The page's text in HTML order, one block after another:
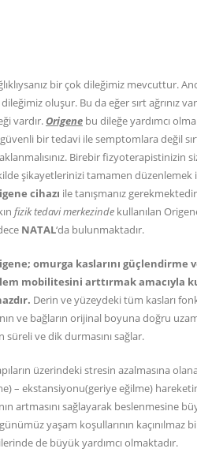
bir çok dileğimiz mevcuttur.
oluşur. Bu da eğer sırt ağrınız
vardır.Origene bu dileğe yardımcı
bir tedavi ile semptomlara değil
Birebir fizyoterapistinizin
şikayetlerinizi tamamen düzenlemek
cihazı ile tanışmanız
fizik tedavi merkezinde kullanılan
NATAL‘da bulunmaktadır.
omurga kaslarını güçlendirme
mobilitesini arttırmak amacıyla
Derin ve yüzeydeki tüm kasları
ve bağların orijinal boyuna doğru
ve dik durmasını sağlar.
üzerindeki stresin azalmasına
– ekstansiyonu(geriye eğilme)
artmasını sağlayarak beslenmesine
yaşam koşullarının kaçınılmaz
de büyük yardımcı olmaktadır.